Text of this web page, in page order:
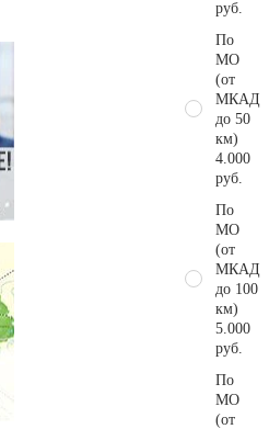
руб.
По
МО
(от
МКАД
до 50
км)
4.000
руб.
По
МО
(от
МКАД
до 100
км)
5.000
руб.
По
МО
(от